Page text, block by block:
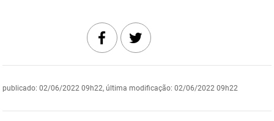
Secretaria de Governo
FAC
publicado: 02/06/2022 09h22, última modificação: 02/06/2022 09h22